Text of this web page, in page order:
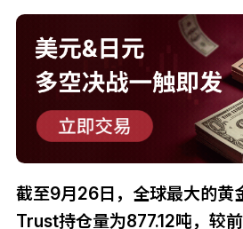
截至9月26日，全球最大的黄
Trust持仓量为877.12吨，较